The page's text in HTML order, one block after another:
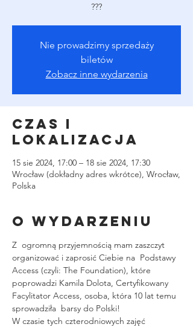
???
Nie prowadzimy sprzedaży
biletów
Zobacz inne wydarzenia
Czas i
lokalizacja
15 sie 2024, 17:00 – 18 sie 2024, 17:30
Wrocław (dokładny adres wkrótce), Wrocław,
Polska
O wydarzeniu
Z  ogromną przyjemnością mam zaszczyt
organizować i zaprosić Ciebie na  Podstawy
Access (czyli: The Foundation), które
poprowadzi Kamila Dolota, Certyfikowany
Facylitator Access, osoba, która 10 lat temu
sprowadziła  barsy do Polski!
W czasie tych czterodniowych zajęć